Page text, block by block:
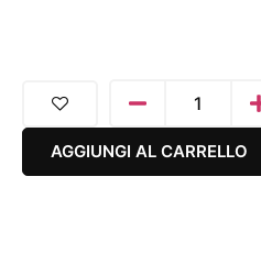
AGGIUNGI AL CARRELLO